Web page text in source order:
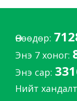
Өнөөдөр:
Энэ 7 хоног:
Энэ сар:
Нийт хандалт